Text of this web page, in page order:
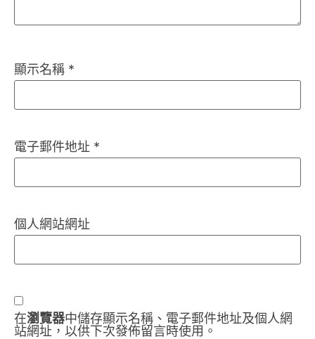
顯示名稱 *
電子郵件地址 *
個人網站網址
在瀏覽器中儲存顯示名稱、電子郵件地址及個人網
站網址，以供下次發佈留言時使用。